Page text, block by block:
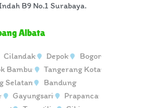
B9 No.1 Surabaya.
Albata
Cilandak Depok
Bogor
Bambu
Tangerang Kota
Selatan
Bandung
Gayungsari
Prapanca